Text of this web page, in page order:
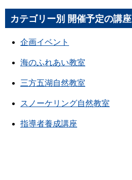
カテゴリー別 開催予定の講座
企画イベント
海のふれあい教室
三方五湖自然教室
スノーケリング自然教室
指導者養成講座